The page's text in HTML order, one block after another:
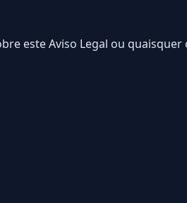
este Aviso Legal ou